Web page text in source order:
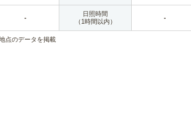
-
日照時間
（1時間以内）
-
点のデータを掲載